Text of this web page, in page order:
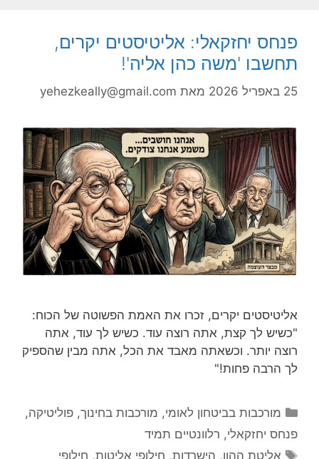
פנחס יחזקאלי: אליטיסטים יקרים,
תחשבו 'משה כהן אליה'!
25 באפריל 2026 מאת yehezkeally@gmail.com
אליטיסטים יקרים, זכרו את האמת הפשוטה של הכוח:
"כשיש לך קצת, אתה רוצה עוד. כשיש לך עוד, אתה
רוצה יותר. וכשאתה מאבד את הכל, אתה מבין שהספיק
לך הרבה פחות!"
קטגוריות
מורכבות בביטחון לאומי, מורכבות בחינוך,פוליטיקה,
פנחס יחזקאלי, רלוונטיים תמיד
תגיות
אליטת ההון, הישרדות, חילופי אליטות, חילופי